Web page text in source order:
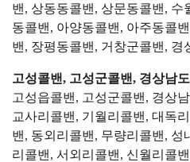
밴, 상동동콜밴, 상문동콜밴, 수
동콜밴, 아양동콜밴, 아주동콜
밴, 장평동콜밴, 거창군콜밴, 경
고성콜밴, 고성군콜밴, 경상남
고성읍콜밴, 고성군콜밴, 경상
교사리콜밴, 기월리콜밴, 대독
밴, 동외리콜밴, 무량리콜밴, 성
리콜밴, 서외리콜밴, 신월리콜